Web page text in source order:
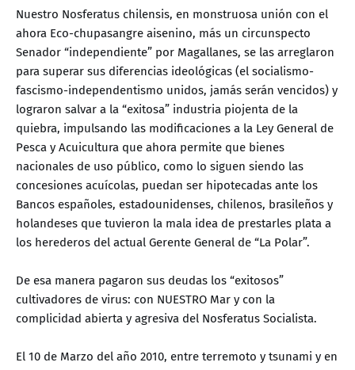
Nuestro Nosferatus chilensis, en monstruosa unión con el
ahora Eco-chupasangre aisenino, más un circunspecto
Senador “independiente” por Magallanes, se las arreglaron
para superar sus diferencias ideológicas (el socialismo-
fascismo-independentismo unidos, jamás serán vencidos) y
lograron salvar a la “exitosa” industria piojenta de la
quiebra, impulsando las modificaciones a la Ley General de
Pesca y Acuicultura que ahora permite que bienes
nacionales de uso público, como lo siguen siendo las
concesiones acuícolas, puedan ser hipotecadas ante los
Bancos españoles, estadounidenses, chilenos, brasileños y
holandeses que tuvieron la mala idea de prestarles plata a
los herederos del actual Gerente General de “La Polar”.
De esa manera pagaron sus deudas los “exitosos”
cultivadores de virus: con NUESTRO Mar y con la
complicidad abierta y agresiva del Nosferatus Socialista.
El 10 de Marzo del año 2010, entre terremoto y tsunami y en